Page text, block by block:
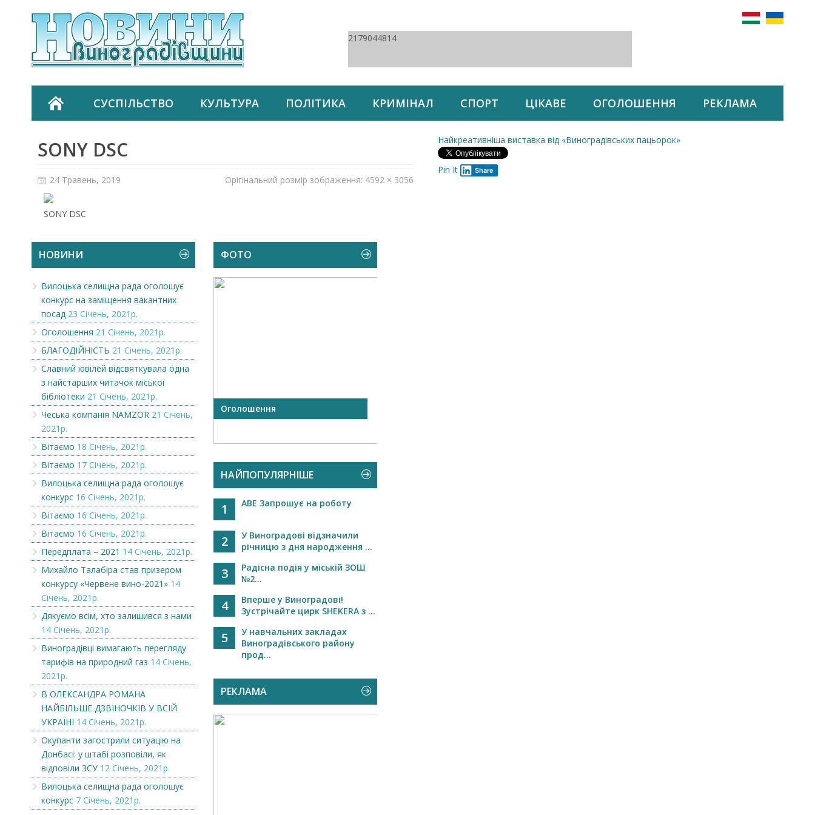
2179044814
СУСПІЛЬСТВО КУЛЬТУРА ПОЛІТИКА КРИМІНАЛ СПОРТ ЦІКАВЕ ОГОЛОШЕННЯ РЕКЛАМА
SONY DSC
24 Травень, 2019 Орігінальний розмір зображення: 4592 × 3056
SONY DSC
Найкреативніша виставка від «Виноградівських пацьорок»
Pin It Share
НОВИНИ
Вилоцька селищна рада оголошує
конкурс на заміщення вакантних
посад 23 Січень, 2021р.
Оголошення 21 Січень, 2021р.
БЛАГОДІЙНІСТЬ 21 Січень, 2021р.
Славний ювілей відсвяткувала одна
з найстарших читачок міської
бібліотеки 21 Січень, 2021р.
Чеська компанія NAMZOR 21 Січень,
2021р.
Вітаємо 18 Січень, 2021р.
Вітаємо 17 Січень, 2021р.
Вилоцька селищна рада оголошує
конкурс 16 Січень, 2021р.
Вітаємо 16 Січень, 2021р.
Вітаємо 16 Січень, 2021р.
Передплата – 2021 14 Січень, 2021р.
Михайло Талабіра став призером
конкурсу «Червене вино-2021» 14
Січень, 2021р.
Дякуємо всім, хто залишився з нами
14 Січень, 2021р.
Виноградівці вимагають перегляду
тарифів на природний газ 14 Січень,
2021р.
В ОЛЕКСАНДРА РОМАНА
НАЙБІЛЬШЕ ДЗВІНОЧКІВ У ВСІЙ
УКРАЇНІ 14 Січень, 2021р.
Окупанти загострили ситуацію на
Донбасі: у штабі розповіли, як
відповіли ЗСУ 12 Січень, 2021р.
Вилоцька селищна рада оголошує
конкурс 7 Січень, 2021р.
ФОТО
Вилоцька селищна рада
оголошує конкурс на
заміщення вакантни...
Оголошення
НАЙПОПУЛЯРНІШЕ
1 АВЕ Запрошує на роботу
2
У Виноградові відзначили
річницю з дня народження ...
3
Радісна подія у міській ЗОШ
№2...
4
Вперше у Виноградові!
Зустрічайте цирк SHEKERA з ...
5
У навчальних закладах
Виноградівського району
прод...
РЕКЛАМА